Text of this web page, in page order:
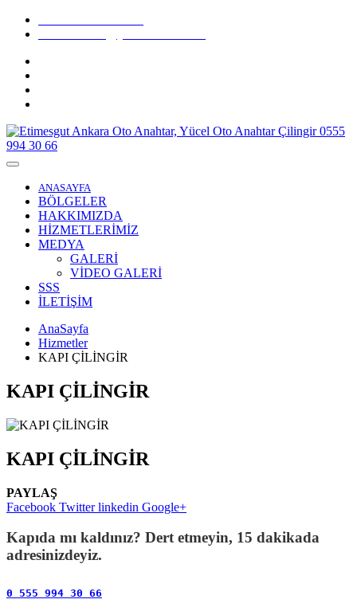
ANASAYFA
BÖLGELER
HAKKIMIZDA
HİZMETLERİMİZ
MEDYA
GALERİ
VİDEO GALERİ
SSS
İLETİŞİM
AnaSayfa
Hizmetler
KAPI ÇİLİNGİR
KAPI ÇİLİNGİR
KAPI ÇİLİNGİR
PAYLAŞ
Facebook Twitter linkedin Google+
Kapıda mı kaldınız? Dert etmeyin, 15 dakikada
adresinizdeyiz.
0 555 994 30 66